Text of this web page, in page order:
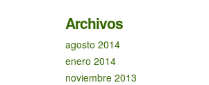
Archivos
agosto 2014
enero 2014
noviembre 2013